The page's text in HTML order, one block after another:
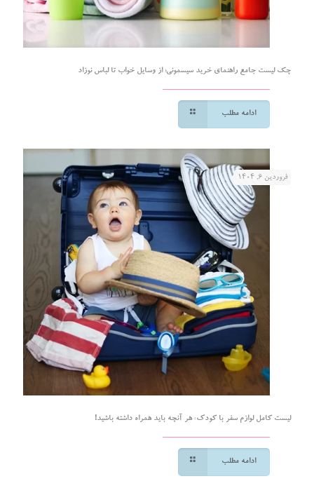
چک لیست جامع راهنمای خرید سیسمونی؛ از وسایل خواب تا لباس نوزاد
ادامه مطلب
فروردین ۶, ۱۴۰۴
لیست کامل لوازم سفر با کودک: هر آنچه باید همراه داشته باشید!
ادامه مطلب